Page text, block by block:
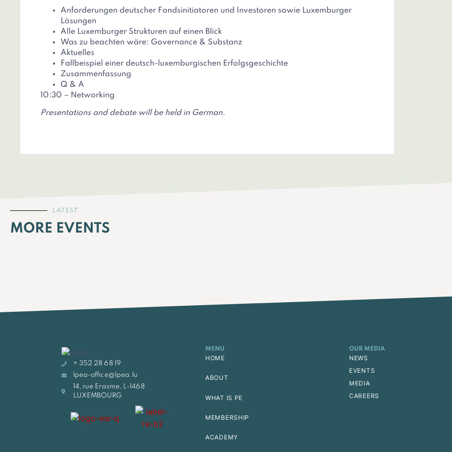
Anforderungen deutscher Fondsinitiatoren und Investoren sowie Luxemburger
Lösungen
Alle Luxemburger Strukturen auf einen Blick
Was zu beachten wäre: Governance & Substanz
Aktuelles
Fallbeispiel einer deutsch-luxemburgischen Erfolgsgeschichte
Zusammenfassung
Q & A
10:30 – Networking
Presentations and debate will be held in German.
LATEST
MORE EVENTS
+ 352 28 68 19
lpea-office@lpea.lu
14, rue Erasme, L-1468
LUXEMBOURG
MENU
HOME
ABOUT
WHAT IS PE
MEMBERSHIP
ACADEMY
OUR MEDIA
NEWS
EVENTS
MEDIA
CAREERS